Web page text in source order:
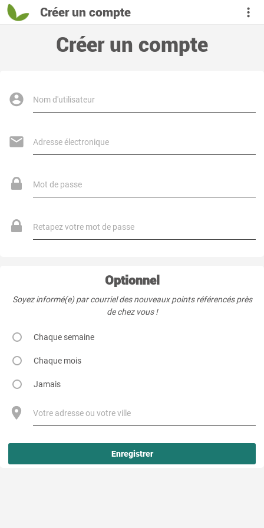
Créer un compte
Créer un compte
Nom d'utilisateur
Adresse électronique
Mot de passe
Retapez votre mot de passe
Optionnel
Soyez informé(e) par courriel des nouveaux points référencés près
de chez vous !
Chaque semaine
Chaque mois
Jamais
Votre adresse ou votre ville